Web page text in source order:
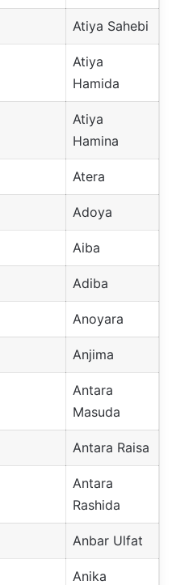
Atiya Sahebi
Atiya
Hamida
Atiya
Hamina
Atera
Adoya
Aiba
Adiba
Anoyara
Anjima
Antara
Masuda
Antara Raisa
Antara
Rashida
Anbar Ulfat
Anika